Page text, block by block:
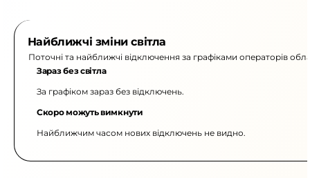
Найближчі зміни світла
Поточні та найближчі відключення за графіками операторів
Зараз без світла
За графіком зараз без відключень.
Скоро можуть вимкнути
Найближчим часом нових відключень не видно.